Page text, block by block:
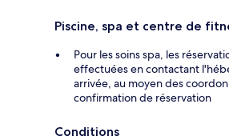
Piscine, spa et centre de
Pour les soins spa, les
effectuées en contactant
arrivée, au moyen des
confirmation de réservation
Conditions